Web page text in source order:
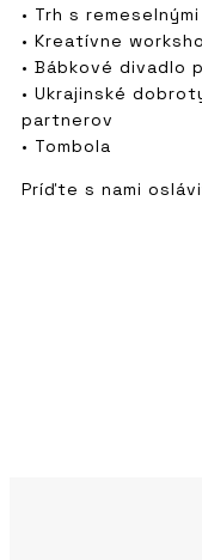
• Trh s
• Kreatívne
• Bábkové divadlo
• Ukrajinské
partnerov
• Tombola
Príďte s nami